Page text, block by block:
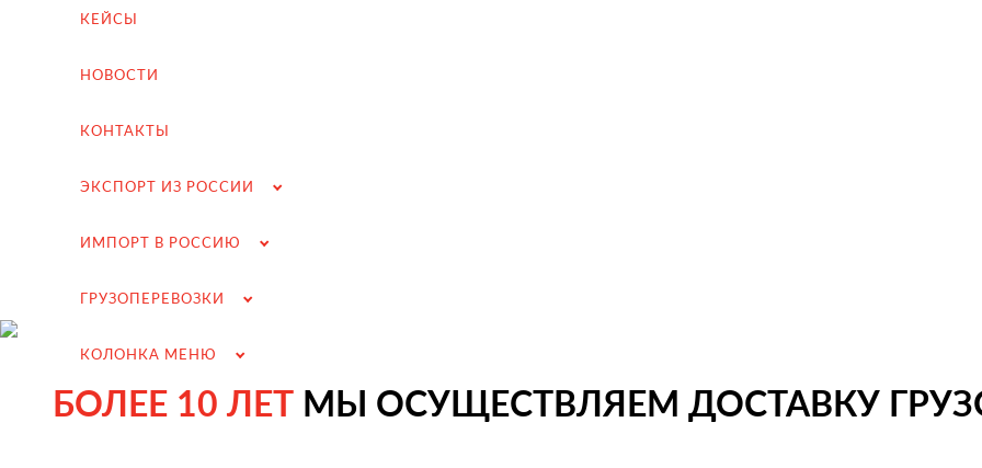
КЕЙСЫ
НОВОСТИ
КОНТАКТЫ
ЭКСПОРТ ИЗ РОССИИ
ИМПОРТ В РОССИЮ
ГРУЗОПЕРЕВОЗКИ
КОЛОНКА МЕНЮ
Комплексные логистические решения
БОЛЕЕ 10 ЛЕТ МЫ ОСУЩЕСТВЛЯЕМ ДОСТАВКУ